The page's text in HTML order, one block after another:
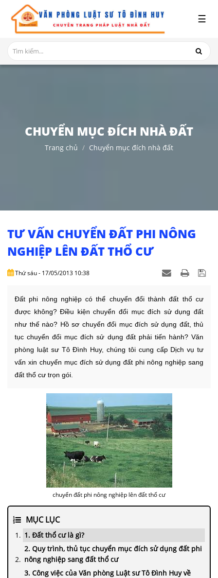
GIỚI
THIỆU
DỊCH
TỤC
ĐẤT
VĂN
-
MẪU
LIÊN
HỆ
☰
CHUYỂN MỤC ĐÍCH NHÀ ĐẤT
Trang chủ Chuyển mục đích nhà đất
TƯ VẤN CHUYỂN ĐẤT PHI NÔNG
NGHIỆP LÊN ĐẤT THỔ CƯ
Thứ sáu - 17/05/2013 10:38
Đất phi nông nghiệp có thể chuyển đổi thành đất thổ cư
được không? Điều kiện chuyển đổi mục đích sử dụng đất
như thế nào? Hồ sơ chuyển đổi mục đích sử dụng đất, thủ
tục chuyển đổi mục đích sử dụng đất phải tiến hành? Văn
phòng luật sư Tô Đình Huy, chúng tôi cung cấp Dịch vụ tư
vấn xin chuyển mục đích sử dụng đất phi nông nghiệp sang
đất thổ cư trọn gói.
chuyển đất phi nông nghiệp lên đất thổ cư
MỤC LỤC
1. Đất thổ cư là gì?
2. Quy trình, thủ tục chuyển mục đích sử dụng đất phi
nông nghiệp sang đất thổ cư
3. Công việc của Văn phòng Luật sư Tô Đình Huy về